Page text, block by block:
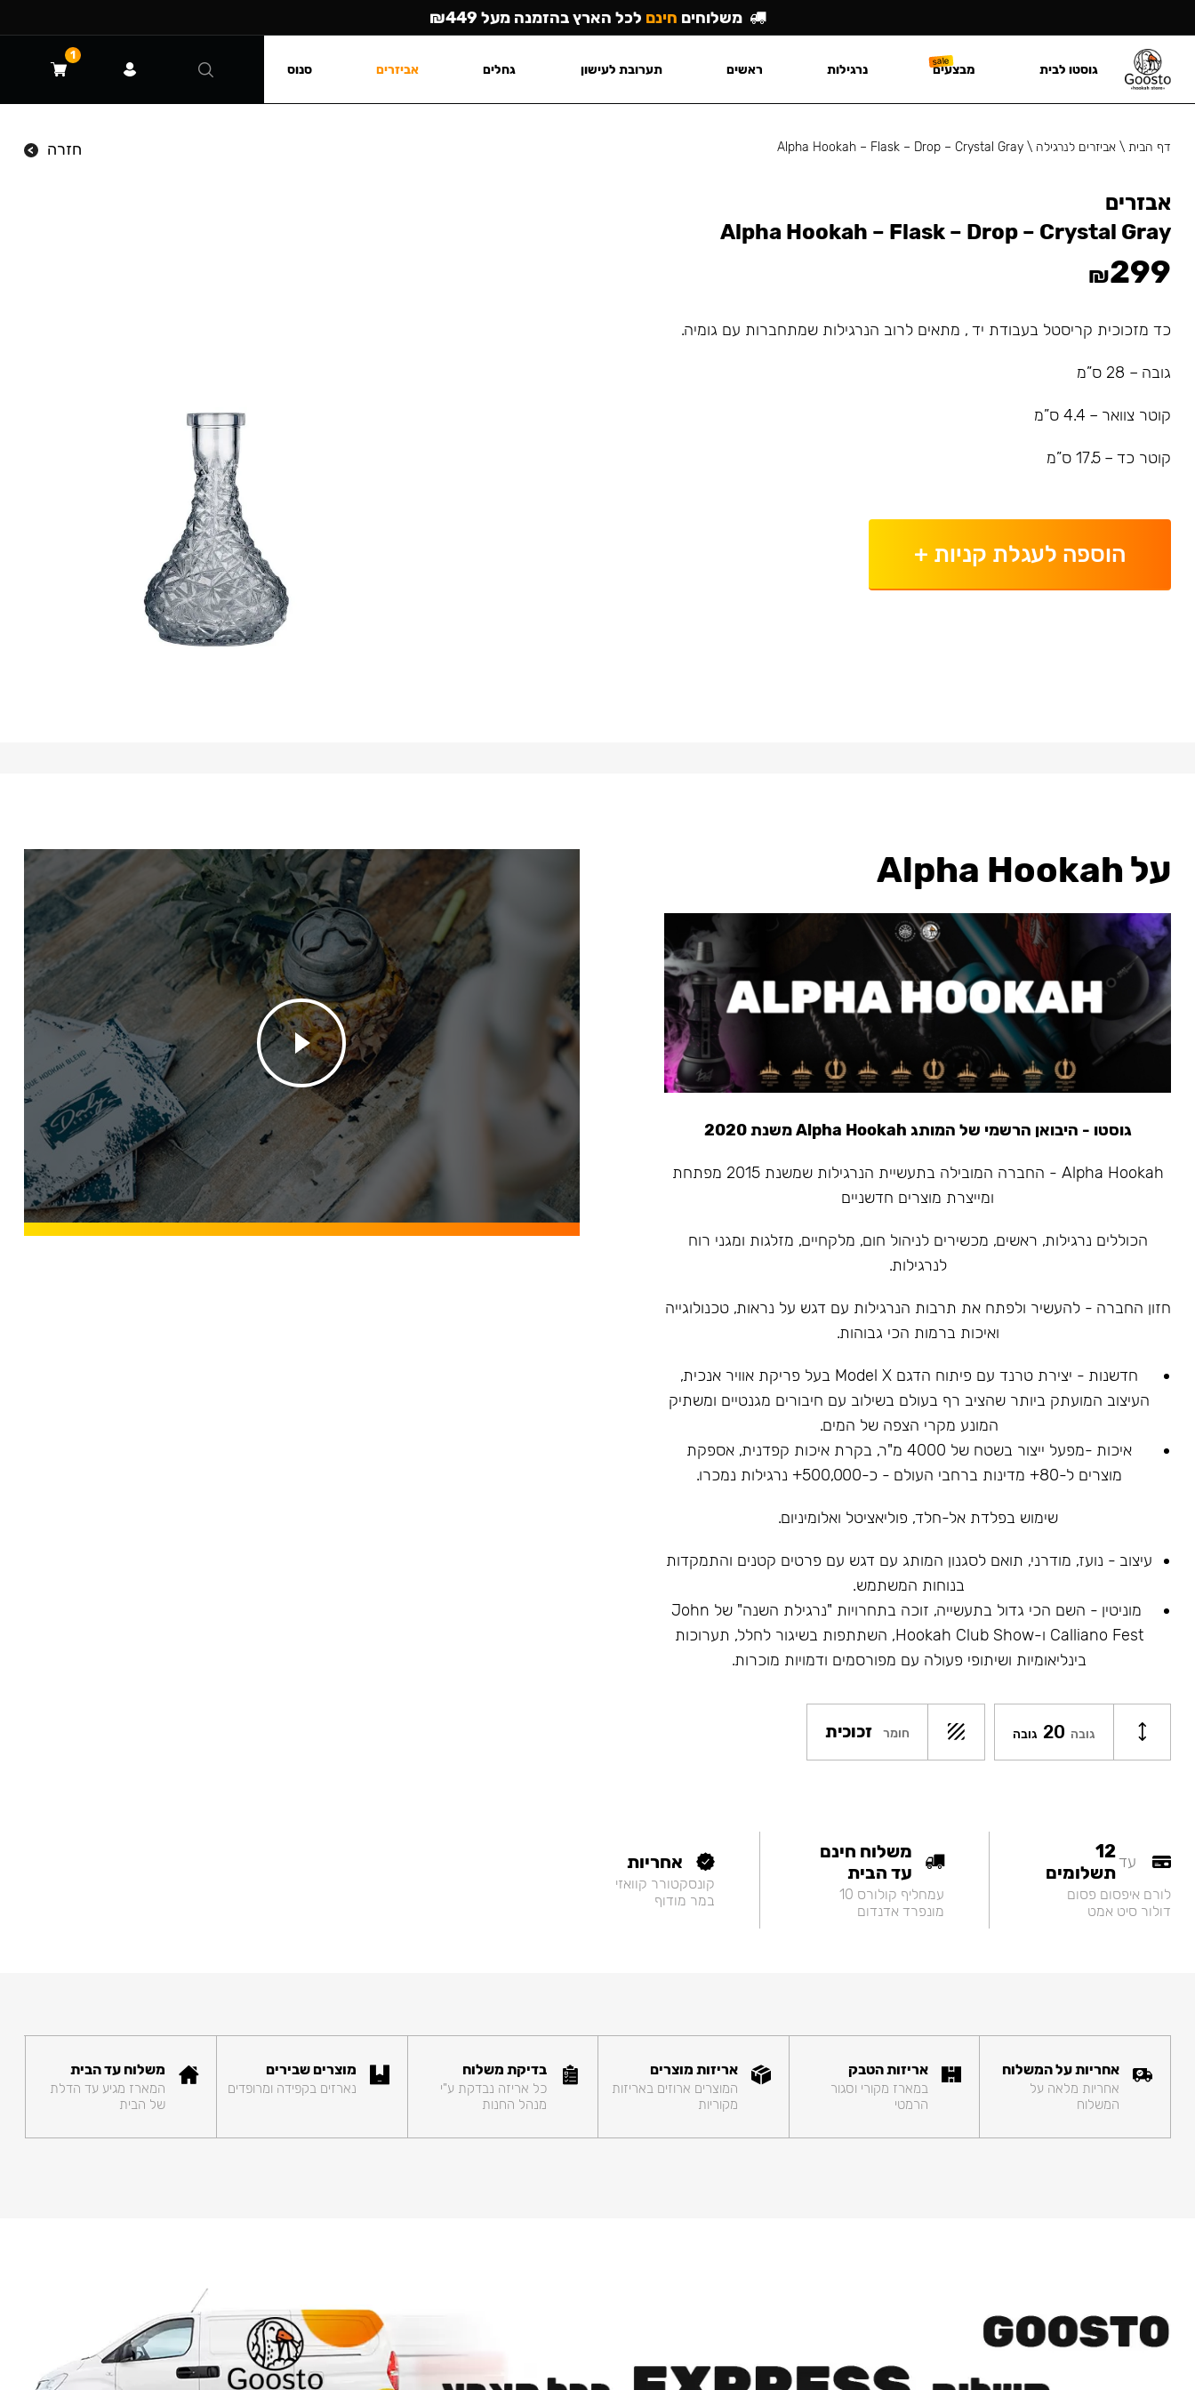
דף הבית\ אביזרים לנרגילה \
Alpha Hookah – Flask – Drop – Crystal Gray חזרה
אבזרים
Alpha Hookah – Flask – Drop – Crystal Gray
₪299
כד מזכוכית קריסטל בעבודת יד , מתאים לרוב הנרגילות שמתחברות עם גומיה.
גובה – 28 ס”מ
קוטר צוואר – 4.4 ס”מ
קוטר כד – 17.5 ס”מ
הוספה לעגלת קניות +
על Alpha Hookah
גוסטו - היבואן הרשמי של המותג Alpha Hookah משנת 2020
Alpha Hookah - החברה המובילה בתעשיית הנרגילות שמשנת 2015 מפתחת
ומייצרת מוצרים חדשניים
הכוללים נרגילות, ראשים, מכשירים לניהול חום, מלקחיים, מזלגות ומגני רוח
לנרגילות.
חזון החברה - להעשיר ולפתח את תרבות הנרגילות עם דגש על נראות, טכנולוגייה
ואיכות ברמות הכי גבוהות.
חדשנות - יצירת טרנד עם פיתוח הדגם Model X בעל פריקת אוויר אנכית,
העיצוב המועתק ביותר שהציב רף בעולם בשילוב עם חיבורים מגנטיים ומשתיק
המונע מקרי הצפה של המים.
איכות -מפעל ייצור בשטח של 4000 מ"ר, בקרת איכות קפדנית, אספקת
מוצרים ל-80+ מדינות ברחבי העולם - כ-500,000+ נרגילות נמכרו.
שימוש בפלדת אל-חלד, פוליאציטל ואלומיניום.
עיצוב - נועז, מודרני, תואם לסגנון המותג עם דגש עם פרטים קטנים והתמקדות
בנוחות המשתמש.
מוניטין - השם הכי גדול בתעשייה, זוכה בתחרויות "נרגילת השנה" של John
Calliano Fest ו-Hookah Club Show, השתתפות בשיגור לחלל, תערוכות
בינליאומיות ושיתופי פעולה עם מפורסמים ודמויות מוכרות.
גובה 20 גובה חומר זכוכית
עד12
תשלומים
לורם איפסום פסום
דולור סיט אמט
משלוח חינם
עד הבית
עמחליף קולורס 10
מונפרד אדנדום
אחריות
קונסקטורר קוואזי
במר מודוף
אחריות על המשלוח
אחריות מלאה על
המשלוח
אריזות הטבק
במארז מקורי וסגור
הרמטי
אריזות מוצרים
המוצרים ארוזים באריזות
מקוריות
בדיקת משלוח
כל אריזה נבדקת ע"י
מנהל החנות
מוצרים שבירים
נארזים בקפידה ומרופדים
משלוח עד הבית
המארז מגיע עד הדלת
של הבית
משלוחים חינם לכל הארץ בהזמנה מעל ₪449
גוסטו לבית מבצעים נרגילות ראשים תערובת לעישון גחלים אביזרים סנוס
1